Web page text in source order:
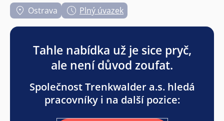
Ostrava Plný úvazek
Tahle nabídka už je sice pryč,
ale není důvod zoufat.
Společnost Trenkwalder a.s. hledá
pracovníky i na další pozice: